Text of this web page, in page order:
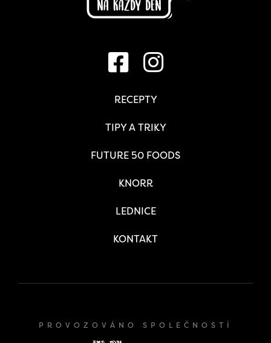
RECEPTY
TIPY A TRIKY
FUTURE 50 FOODS
KNORR
LEDNICE
KONTAKT
PROVOZOVÁNO SPOLEČNOSTÍ